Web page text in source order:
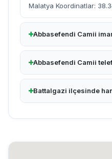
Malatya Koordinatlar:
Abbasefendi Camii
Abbasefendi Camii
Battalgazi ilçesinde